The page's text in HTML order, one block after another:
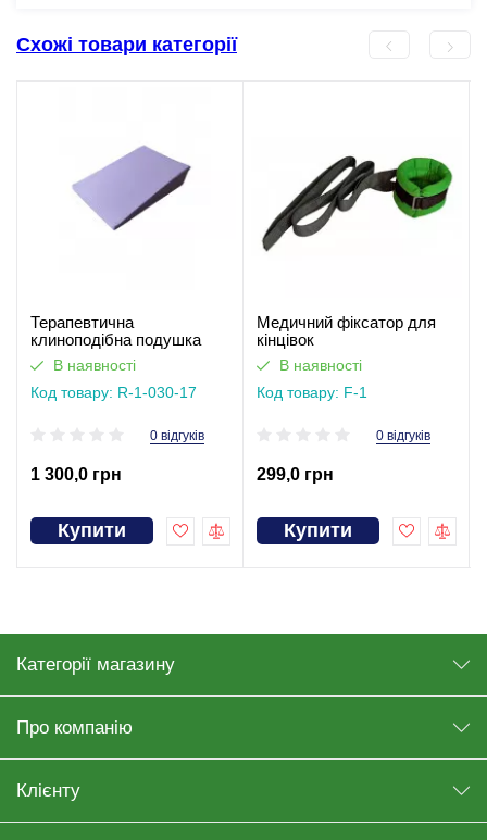
Схожі товари категорії
Терапевтична
клиноподібна подушка
рефлюкс при печії 17 см
В наявності
Код товару: R-1-030-17
0 відгуків
1 300,0 грн
Купити
Медичний фіксатор для
кінцівок
В наявності
Код товару: F-1
0 відгуків
299,0 грн
Купити
Категорії магазину
Про компанію
Клієнту